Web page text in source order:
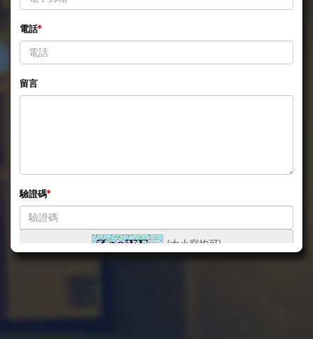
電話
留言
驗證碼
(大小寫均可)